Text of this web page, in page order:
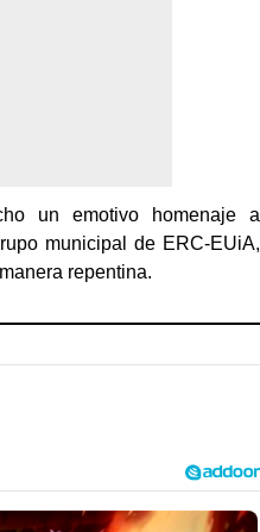
un emotivo homenaje a
municipal de ERC-EUiA,
repentina.